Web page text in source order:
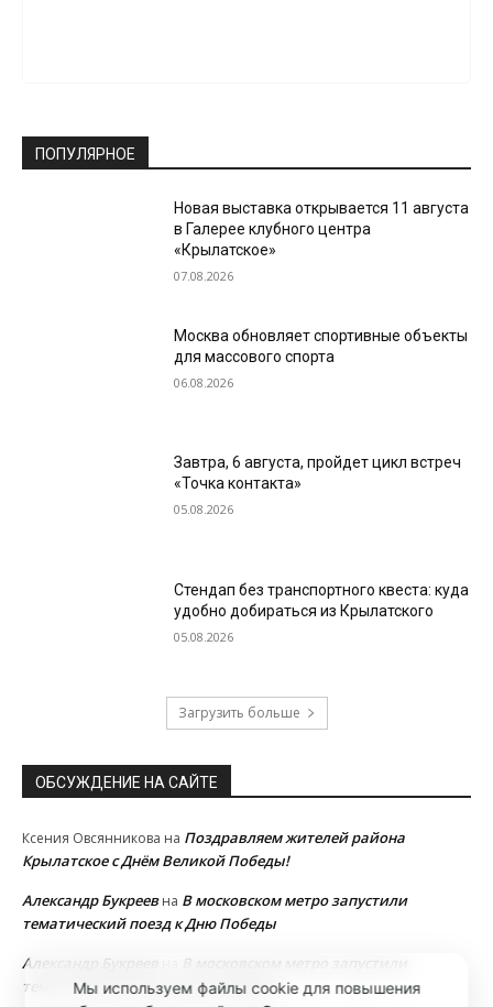
ПОПУЛЯРНОЕ
Новая выставка открывается 11 августа
в Галерее клубного центра
«Крылатское»
07.08.2026
Москва обновляет спортивные объекты
для массового спорта
06.08.2026
Завтра, 6 августа, пройдет цикл встреч
«Точка контакта»
05.08.2026
Стендап без транспортного квеста: куда
удобно добираться из Крылатского
05.08.2026
Загрузить больше
ОБСУЖДЕНИЕ НА САЙТЕ
Ксения Овсянникова на Поздравляем жителей района
Крылатское с Днём Великой Победы!
Александр Букреевна В московском метро запустили
тематический поезд к Дню Победы
Александр Букреев
В московском метро запустили
тематический поезд к Дню Победы
Мы используем файлы cookie для повышения